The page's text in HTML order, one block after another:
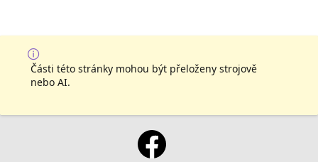
Části této stránky mohou být přeloženy strojově
nebo AI.